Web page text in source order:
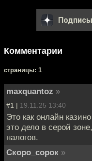
Комментарии
cтраницы: 1
maxquantoz »
#1 | 19.11.25 13:40
Это как онлайн
это дело в серой
налогов.
Скоро_сорок »